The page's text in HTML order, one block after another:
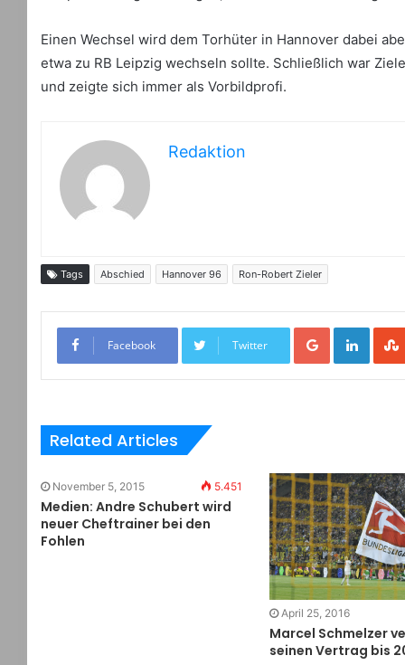
Einen Wechsel wird dem Torhüter in Hannover dabei
etwa zu RB Leipzig wechseln sollte. Schließlich war
und zeigte sich immer als Vorbildprofi.
Redaktion
Tags Abschied Hannover 96 Ron-Robert Zieler
Facebook Twitter
Google+ LinkedIn
Related Articles
November 5, 2015 5.451
Medien: Andre Schubert wird
neuer Cheftrainer bei den
Fohlen
April 25, 2016
Marcel Schmelzer
seinen Vertrag bis